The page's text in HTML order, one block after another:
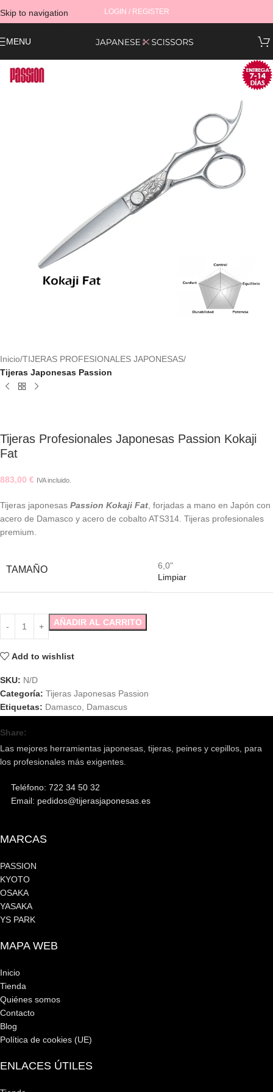
Skip to navigation
Skip to main content
LOGIN / REGISTER
MENU
Inicio TIJERAS PROFESIONALES JAPONESAS
Tijeras Japonesas Passion
Tijeras Profesionales Japonesas Passion Kokaji
Fat
883,00 € IVA incluido.
Tijeras japonesas Passion Kokaji Fat , forjadas a mano en Japón con
acero de Damasco y acero de cobalto ATS314. Tijeras profesionales
premium.
TAMAÑO
6,0"
Limpiar
AÑADIR AL CARRITO
Add to wishlist
SKU: N/D
Categoría: Tijeras Japonesas Passion
Etiquetas: Damasco Damascus
Share:
Las mejores herramientas japonesas, tijeras, peines y cepillos, para
los profesionales más exigentes.
Teléfono: 722 34 50 32
Email: pedidos@tijerasjaponesas.es
MARCAS
PASSION
KYOTO
OSAKA
YASAKA
YS PARK
MAPA WEB
Inicio
Tienda
Quiénes somos
Contacto
Blog
Política de cookies (UE)
ENLACES ÚTILES